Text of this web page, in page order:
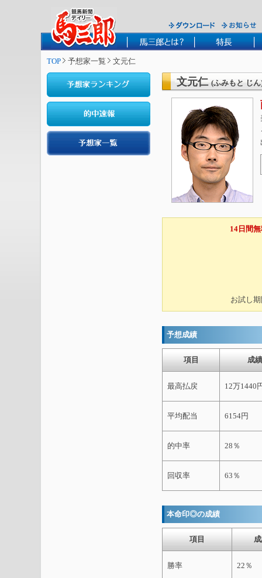
TOP 予想家一覧 文元仁
文元仁 (ふみもと じん
14日間
お試し
予想成績
項目 成績
最高払戻 12万1440
平均配当 6154円
的中率 28％
回収率 63％
本命印◎の成績
項目
勝率 22％